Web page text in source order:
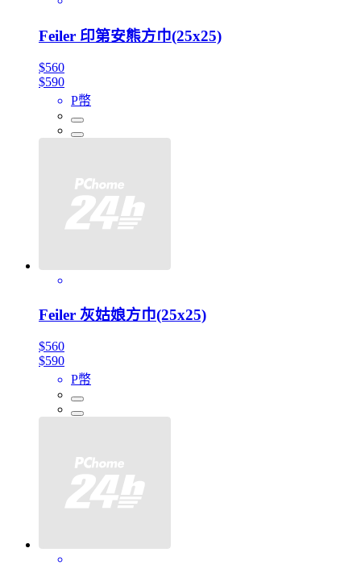
Feiler 印第安熊方巾(25x25)
$560
$590
P幣
Feiler 灰姑娘方巾(25x25)
$560
$590
P幣